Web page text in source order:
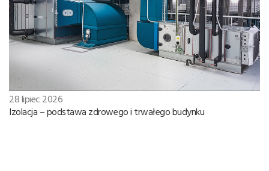
28 lipiec 2026
Izolacja – podstawa zdrowego i trwałego budynku